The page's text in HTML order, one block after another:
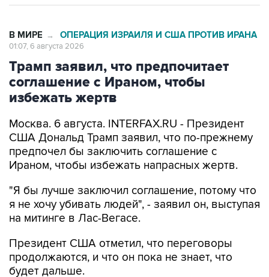
В МИРЕ → ОПЕРАЦИЯ ИЗРАИЛЯ И США ПРОТИВ ИРАНА
01:07, 6 августа 2026
Трамп заявил, что предпочитает
соглашение с Ираном, чтобы
избежать жертв
Москва. 6 августа. INTERFAX.RU - Президент
США Дональд Трамп заявил, что по-прежнему
предпочел бы заключить соглашение с
Ираном, чтобы избежать напрасных жертв.
"Я бы лучше заключил соглашение, потому что
я не хочу убивать людей", - заявил он, выступая
на митинге в Лас-Вегасе.
Президент США отметил, что переговоры
продолжаются, и что он пока не знает, что
будет дальше.